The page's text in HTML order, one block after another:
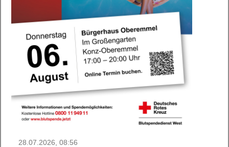
28.07.2026, 08:56